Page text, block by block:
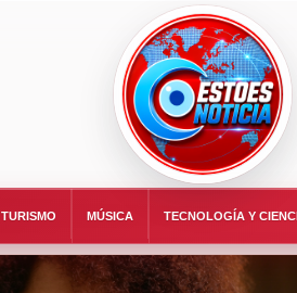
TURISMO MÚSICA TECNOLOGÍA Y